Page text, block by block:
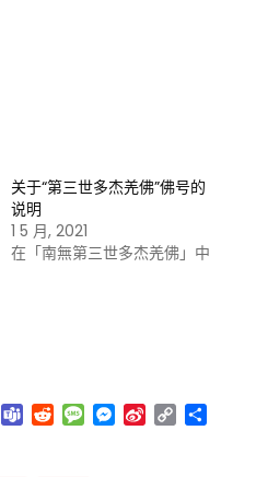
关于“第三世多杰羌佛”佛号的
说明
1 5 月, 2021
在「南無第三世多杰羌佛」中
WeChat
TeamsRedditMessage
Messenger
Sina Copy